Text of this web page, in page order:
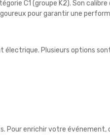
C1 (groupe K2). Son
pour garantir une
Plusieurs options
Pour enrichir votre